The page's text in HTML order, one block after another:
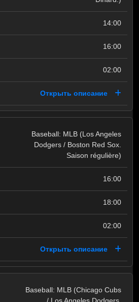
14:00
16:00
02:00
Открыть описание
Baseball: MLB (Los Angeles
Dodgers / Boston Red Sox.
Saison régulière)
16:00
18:00
02:00
Открыть описание
Baseball: MLB (Chicago Cubs